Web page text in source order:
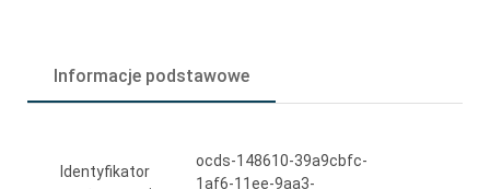
w
projektu
Informacje podstawowe
Identyfikator
ocds-148610-39a9cbfc-
1af6-11ee-9aa3-